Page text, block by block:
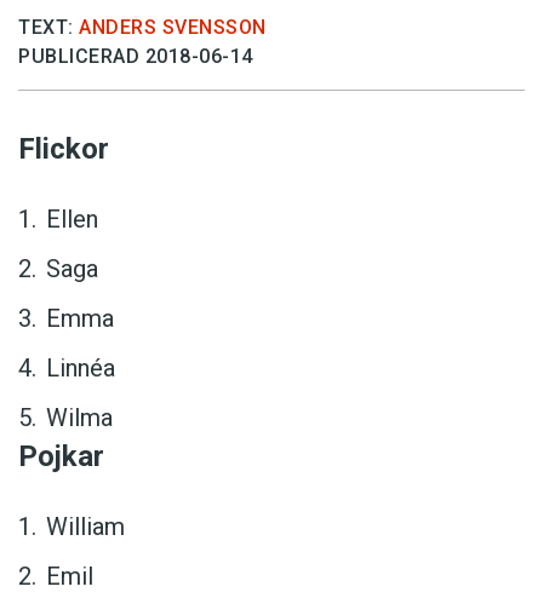
TEXT: ANDERS SVENSSON
PUBLICERAD 2018-06-14
Flickor
Ellen
Saga
Emma
Linnéa
Wilma
Pojkar
William
Emil